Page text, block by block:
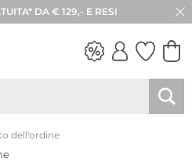
DA € 129,- E RESI
dell'ordine